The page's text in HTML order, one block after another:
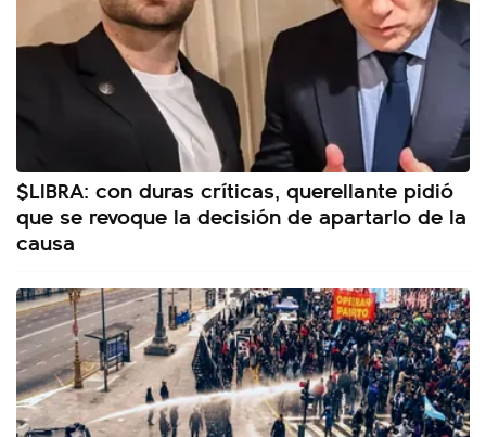
$LIBRA: con duras críticas, querellante pidió
que se revoque la decisión de apartarlo de la
causa